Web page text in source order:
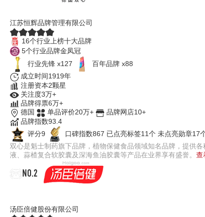
江苏恒辉品牌管理有限公司
16个行业上榜十大品牌
5个行业品牌金凤冠
行业先锋 x127
百年品牌 x88
成立时间1919年
注册资本2颗星
关注度3万+
品牌得票6万+
德国
单品评价20万+
品牌网店10+
品牌指数93.4
评分9
口碑指数867 已点亮标签11个 未点亮勋章17
双心是魁士制药旗下品牌，植物保健食品领域知名品牌，提供
液、蒜楂复合软胶囊及深海鱼油胶囊等产品在业界享有盛誉。 查
NO.2
汤臣倍健股份有限公司